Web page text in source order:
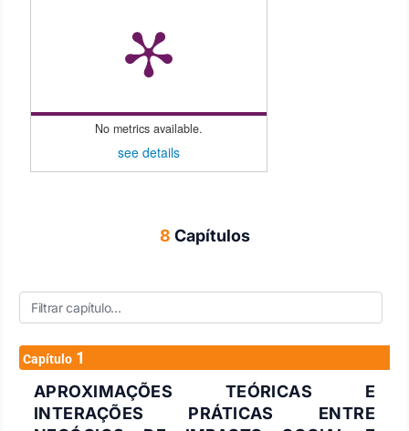
No metrics available.
see details
8 Capítulos
Capítulo 1
APROXIMAÇÕES TEÓRICAS E
INTERAÇÕES PRÁTICAS ENTRE